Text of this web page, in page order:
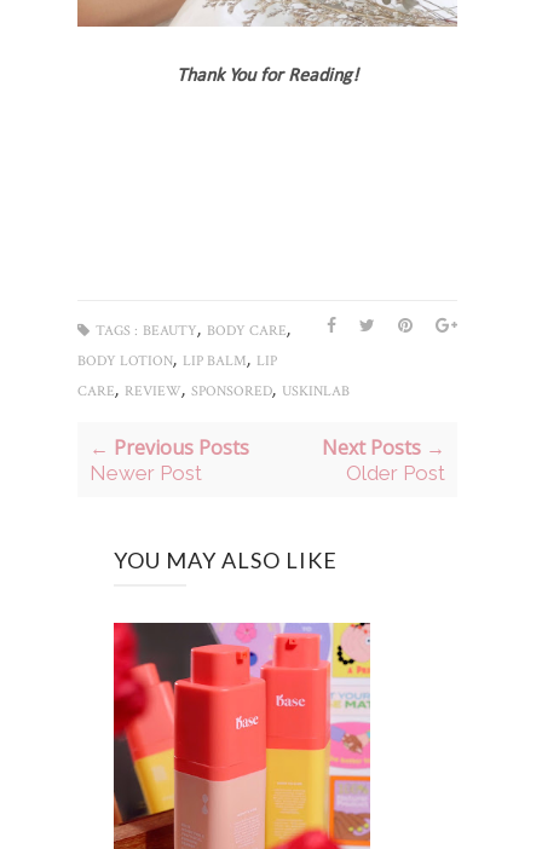
Thank You for Reading!
TAGS : BEAUTY, BODY CARE,
BODY LOTION, LIP BALM, LIP
CARE, REVIEW, SPONSORED, USKINLAB
← Previous Posts
Newer Post
Next Posts →
Older Post
YOU MAY ALSO LIKE